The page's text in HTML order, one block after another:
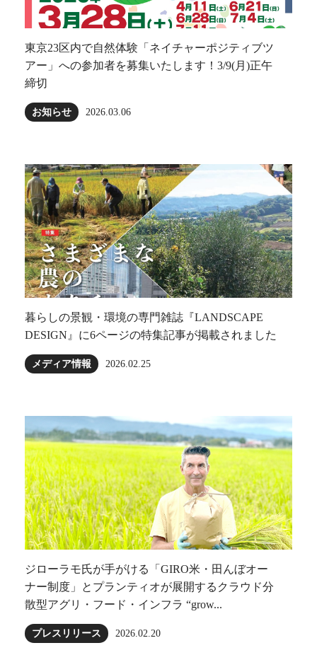
東京23区内で自然体験「ネイチャーポジティブツ
アー」への参加者を募集いたします！3/9(月)正午
締切
お知らせ 2026.03.06
暮らしの景観・環境の専門雑誌『LANDSCAPE
DESIGN』に6ページの特集記事が掲載されました
メディア情報 2026.02.25
ジローラモ⽒が⼿がける「GIRO⽶・田んぼオー
ナー制度」とプランティオが展開するクラウド分
散型アグリ・フード・インフラ “grow...
プレスリリース 2026.02.20